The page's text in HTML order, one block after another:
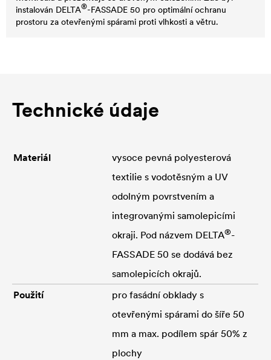
instalován DELTA®-FASSADE 50 pro optimální ochranu
prostoru za otevřenými spárami proti vlhkosti a větru.
Technické údaje
Materiál
vysoce pevná polyesterová
textilie s vodotěsným a UV
odolným povrstvením a
integrovanými samolepicími
okraji. Pod názvem DELTA®-
FASSADE 50 se dodává bez
samolepicích okrajů.
Použití
pro fasádní obklady s
otevřenými spárami do šíře 50
mm a max. podílem spár 50% z
plochy